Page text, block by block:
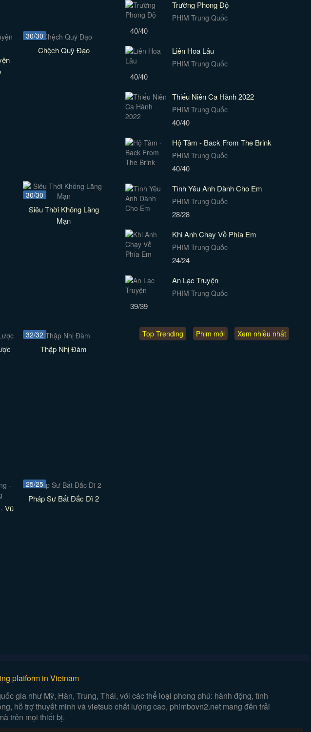
30/30
Chệch Quỹ Đạo
30/30
Siêu Thời Không Lãng
Mạn
32/32
Thập Nhị Đàm
Vũ
25/25
Pháp Sư Bất Đắc Dĩ 2
Trường Phong Độ
PHIM Trung Quốc
40/40
Liên Hoa Lâu
PHIM Trung Quốc
40/40
Thiếu Niên Ca Hành 2022
PHIM Trung Quốc
40/40
Hộ Tâm - Back From The Brink
PHIM Trung Quốc
40/40
Tình Yêu Anh Dành Cho Em
PHIM Trung Quốc
28/28
Khi Anh Chạy Về Phía Em
PHIM Trung Quốc
24/24
An Lạc Truyện
PHIM Trung Quốc
39/39
Top Trending Phim mới Xem nhiều nhất
platform in Vietnam
gia như Mỹ, Hàn, Trung, Thái, với các thể loại phong phú: hành động, tình
hỗ trợ thuyết minh và vietsub chất lượng cao, phimbovn2.net mang đến trải
trên mọi thiết bị.